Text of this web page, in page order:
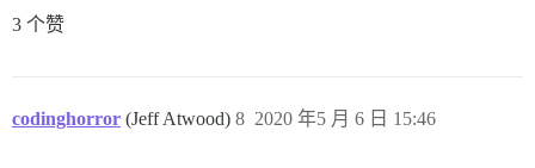
3 个赞
codinghorror (Jeff Atwood) 2020 年5 月 6 日 15:46
8